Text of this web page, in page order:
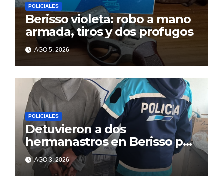
POLICIALES
Berisso violeta: robo a mano
armada, tiros y dos profugos
AGO 5, 2026
POLICIALES
Detuvieron a dos
hermanastros en Berisso por
matar a puñaladas a un
tatuador
AGO 3, 2026